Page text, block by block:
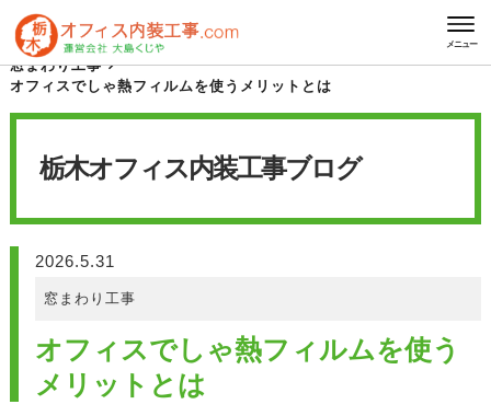
メニュー
HOME
栃木オフィス内装工事 ブログ
窓まわり工事
オフィスでしゃ熱フィルムを使うメリットとは
栃木オフィス内装工事ブログ
2026.5.31
窓まわり工事
オフィスでしゃ熱フィルムを使う
メリットとは